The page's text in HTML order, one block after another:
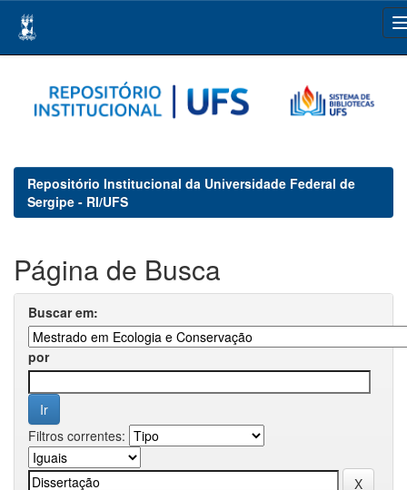
navigation
Repositório Institucional da Universidade Federal de
Sergipe - RI/UFS
Página de Busca
Buscar em:
por
Filtros correntes: